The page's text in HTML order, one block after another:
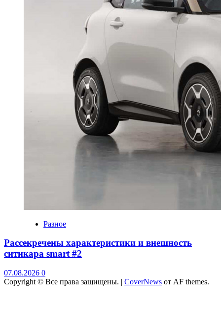
Разное
Рассекречены характеристики и внешность
ситикара smart #2
07.08.2026 0
Copyright © Все права защищены. | CoverNews от AF themes.